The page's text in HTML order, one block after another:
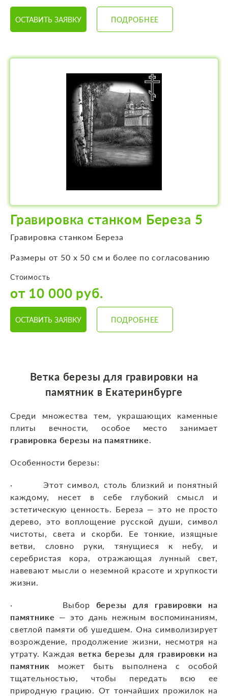
ОСТАВИТЬ ЗАЯВКУ ПОДРОБНЕЕ
Гравировка станком Береза 5
Гравировка станком Береза
Размеры от 50 х 50 см и более по согласованию
Стоимость
от 10 000 руб.
ОСТАВИТЬ ЗАЯВКУ ПОДРОБНЕЕ
Ветка березы для гравировки на
памятник в Екатеринбурге
Среди множества тем, украшающих каменные
плиты вечности, особое место занимает
гравировка березы на памятнике.
Особенности березы:
· Этот символ, столь близкий и понятный
каждому, несет в себе глубокий смысл и
эстетическую ценность. Береза — это не просто
дерево, это воплощение русской души, символ
чистоты, света и скорби. Ее тонкие, изящные
ветви, словно руки, тянущиеся к небу, и
серебристая кора, отражающая лунный свет,
навевают мысли о неземной красоте и хрупкости
жизни.
· Выбор березы для гравировки на
памятнике — это дань нежным воспоминаниям,
светлой памяти об ушедшем. Она символизирует
возрождение, продолжение жизни, несмотря на
утрату. Каждая ветка березы для гравировки на
памятник может быть выполнена с особой
тщательностью, чтобы передать всю ее
природную грацию. От тончайших прожилок на